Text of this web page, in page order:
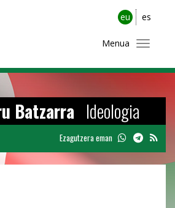
eu es
Menua
Batzarra Ideologia
Ezagutzera eman